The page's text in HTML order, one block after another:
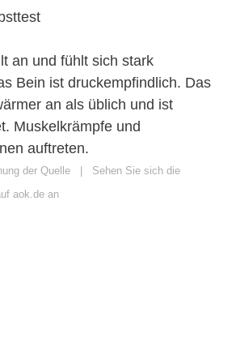
an und fühlt sich stark
Bein ist druckempfindlich. Das
an als üblich und ist
Muskelkrämpfe und
auftreten.
der Quelle | Sehen Sie sich die
aok.de an